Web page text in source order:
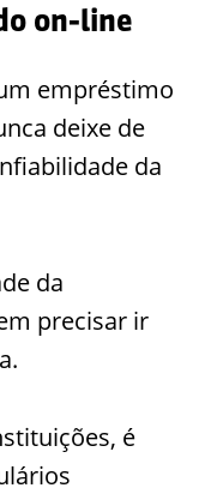
on-line
empréstimo
deixe de
da
da
precisar ir
é